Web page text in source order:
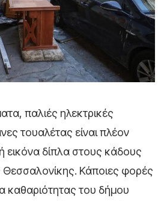
παλιές ηλεκτρικές
τουαλέτας είναι πλέον
εικόνα δίπλα στους κάδους
Κάποιες φορές
καθαριότητας του δήμου